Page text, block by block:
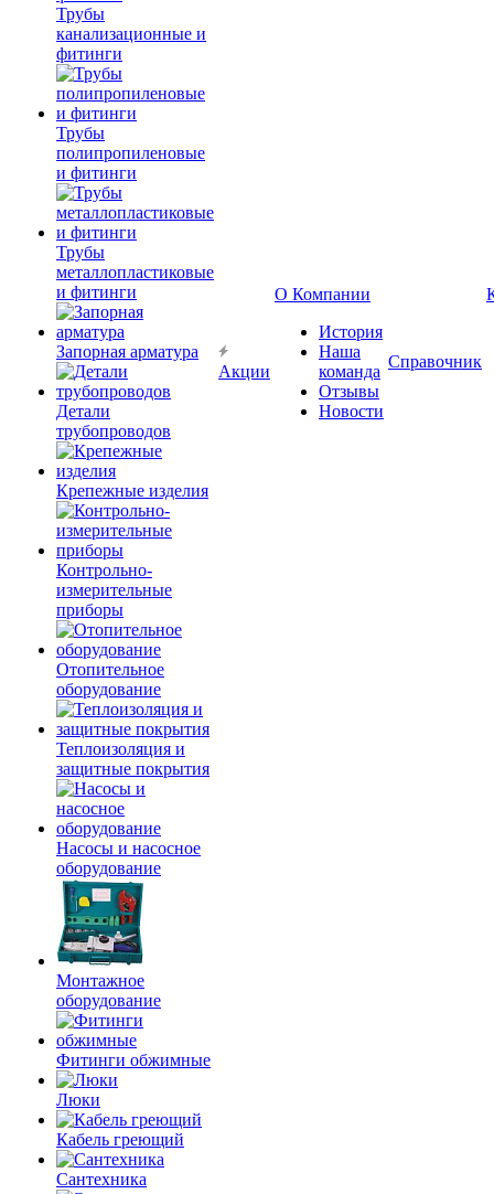
Трубы
канализационные и
фитинги
Трубы
полипропиленовые
и фитинги
Трубы
металлопластиковые
и фитинги
Запорная арматура
Детали
трубопроводов
Крепежные изделия
Контрольно-
измерительные
приборы
Отопительное
оборудование
Теплоизоляция и
защитные покрытия
Насосы и насосное
оборудование
Монтажное
оборудование
Фитинги обжимные
Люки
Кабель греющий
Сантехника
Акции
О Компании
История
Наша
команда
Отзывы
Новости
Справочник